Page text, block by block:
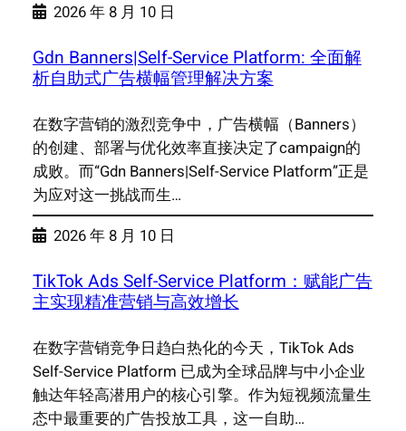
2026 年 8 月 10 日
Gdn Banners|Self-Service Platform: 全面解
析自助式广告横幅管理解决方案
在数字营销的激烈竞争中，广告横幅（Banners）
的创建、部署与优化效率直接决定了campaign的
成败。而“Gdn Banners|Self-Service Platform”正是
为应对这一挑战而生…
2026 年 8 月 10 日
TikTok Ads Self-Service Platform：赋能广告
主实现精准营销与高效增长
在数字营销竞争日趋白热化的今天，TikTok Ads
Self-Service Platform 已成为全球品牌与中小企业
触达年轻高潜用户的核心引擎。作为短视频流量生
态中最重要的广告投放工具，这一自助…